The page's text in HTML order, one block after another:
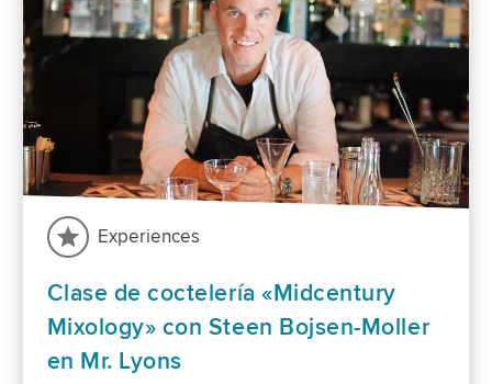
Experiences
Clase de coctelería «Midcentury
Mixology» con Steen Bojsen-Moller
en Mr. Lyons